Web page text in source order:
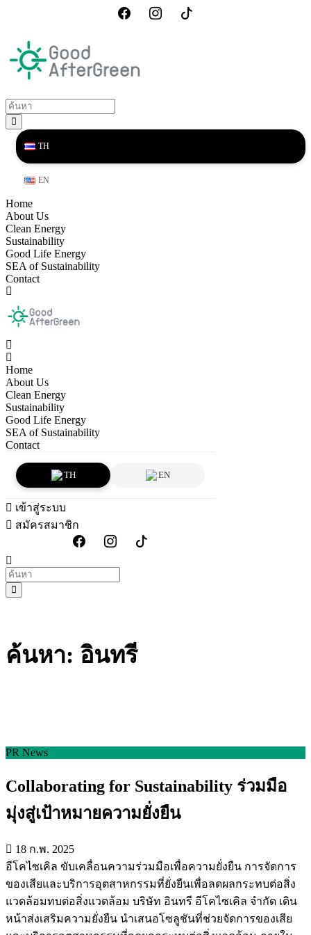
TH
EN
Home
About Us
Clean Energy
Sustainability
Good Life Energy
SEA of Sustainability
Contact
Home
About Us
Clean Energy
Sustainability
Good Life Energy
SEA of Sustainability
Contact
TH EN
เข้าสู่ระบบ
สมัครสมาชิก
ค้นหา: อินทรี
PR News
Collaborating for Sustainability ร่วมมือ
มุ่งสู่เป้าหมายความยั่งยืน
18 ก.พ. 2025
อีโคไซเคิล ขับเคลื่อนความร่วมมือเพื่อความยั่งยืน การจัดการ
ของเสียและบริการอุตสาหกรรมที่ยั่งยืนเพื่อลดผลกระทบต่อสิ่ง
แวดล้อมทบต่อสิ่งแวดล้อม บริษัท อินทรี อีโคไซเคิล จำกัด เดิน
หน้าส่งเสริมความยั่งยืน นำเสนอโซลูชันที่ช่วยจัดการของเสีย